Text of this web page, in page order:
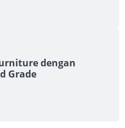
dengan
Grade